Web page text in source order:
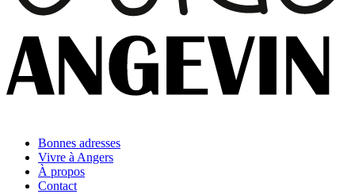
Bonnes adresses
Vivre à Angers
À propos
Contact